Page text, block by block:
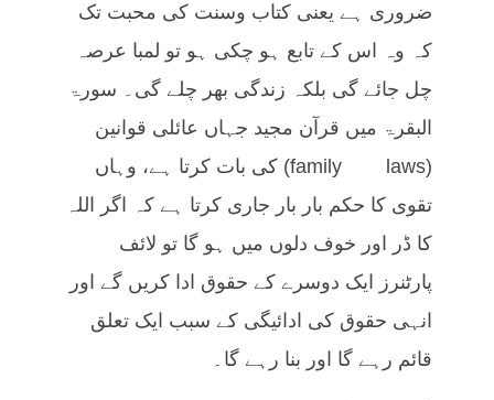
ضروری ہے یعنی کتاب وسنت کی محبت تک
کہ وہ اس کے تابع ہو چکی ہو تو لمبا عرصہ
چل جائے گی بلکہ زندگی بھر چلے گی۔ سورۃ
البقرۃ میں قرآن مجید جہاں عائلی قوانین
(family laws) کی بات کرتا ہے، وہاں
تقوی کا حکم بار بار جاری کرتا ہے کہ اگر اللہ
کا ڈر اور خوف دلوں میں ہو گا تو لائف
پارٹنرز ایک دوسرے کے حقوق ادا کریں گے اور
انہی حقوق کی ادائیگی کے سبب ایک تعلق
قائم رہے گا اور بنا رہے گا۔